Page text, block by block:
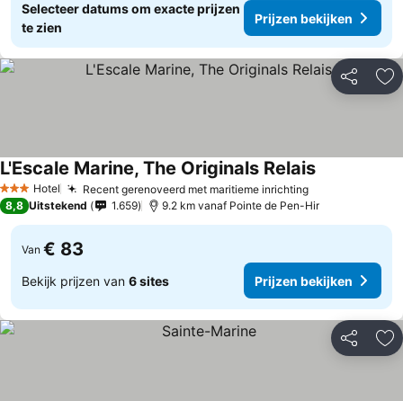
Selecteer datums om exacte prijzen
te zien
Prijzen bekijken
Delen
3 SterrenHotel Recent gerenoveerd met maritieme inrichting
L'Escale Marine, The Originals Relais
8,8 Uitstekend 1.659 9.2 km vanaf Pointe de Pen-Hir
Van € 83
Bekijk prijzen van 6 sites Prijzen bekijken
Delen